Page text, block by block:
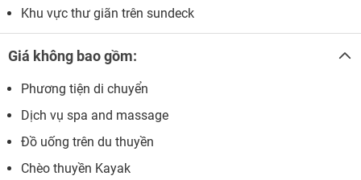
Khu vực thư giãn trên sundeck
Giá không bao gồm:
Phương tiện di chuyển
Dịch vụ spa and massage
Đồ uống trên du thuyền
Chèo thuyền Kayak